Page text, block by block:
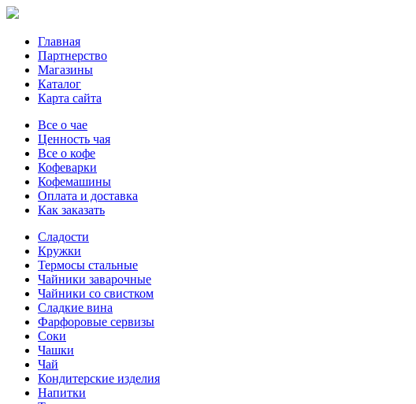
Главная
Партнерство
Магазины
Каталог
Карта сайта
Все о чае
Ценность чая
Все о кофе
Кофеварки
Кофемашины
Оплата и доставка
Как заказать
Сладости
Кружки
Термосы стальные
Чайники заварочные
Чайники со свистком
Сладкие вина
Фарфоровые сервизы
Соки
Чашки
Чай
Кондитерские изделия
Напитки